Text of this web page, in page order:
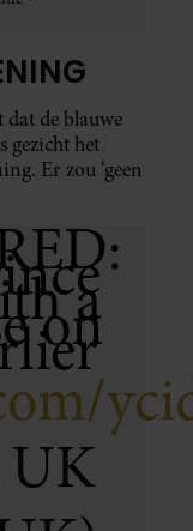
dat de blauwe
gezicht het
Er zou ‘geen
a
on